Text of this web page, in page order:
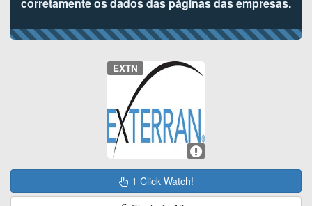
EXTN
1 Click Watch!